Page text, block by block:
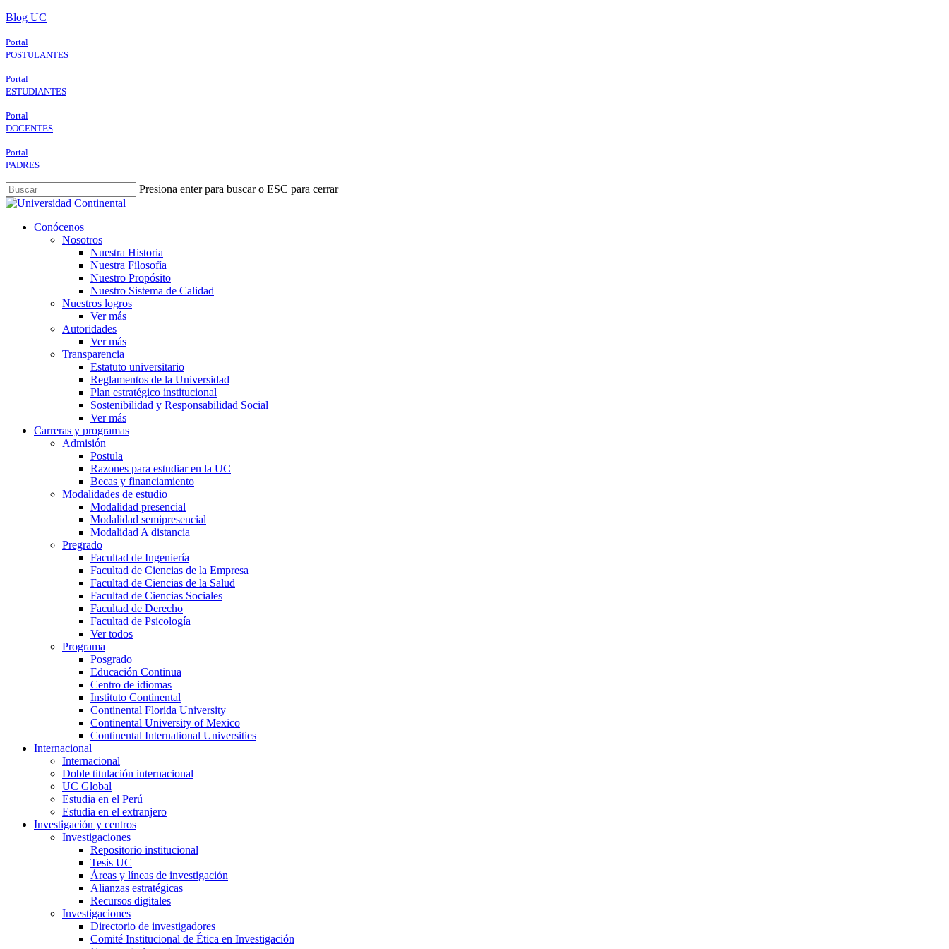
Skip
main
content
Blog UC
Portal
POSTULANTES
Portal
ESTUDIANTES
Portal
DOCENTES
Portal
PADRES
Presiona enter para buscar o ESC para cerrar
Close
search
Menu
Conócenos
Nosotros
Nuestra Historia
Nuestra Filosofía
Nuestro Propósito
Nuestro Sistema de Calidad
Nuestros logros
Ver más
Autoridades
Ver más
Transparencia
Estatuto universitario
Reglamentos de la Universidad
Plan estratégico institucional
Sostenibilidad y Responsabilidad Social
Ver más
Carreras y programas
Admisión
Postula
Razones para estudiar en la UC
Becas y financiamiento
Modalidades de estudio
Modalidad presencial
Modalidad semipresencial
Modalidad A distancia
Pregrado
Facultad de Ingeniería
Facultad de Ciencias de la Empresa
Facultad de Ciencias de la Salud
Facultad de Ciencias Sociales
Facultad de Derecho
Facultad de Psicología
Ver todos
Programa
Posgrado
Educación Continua
Centro de idiomas
Instituto Continental
Continental Florida University
Continental University of Mexico
Continental International Universities
Internacional
Internacional
Doble titulación internacional
UC Global
Estudia en el Perú
Estudia en el extranjero
Investigación y centros
Investigaciones
Repositorio institucional
Tesis UC
Áreas y líneas de investigación
Alianzas estratégicas
Recursos digitales
Investigaciones
Directorio de investigadores
Comité Institucional de Ética en Investigación